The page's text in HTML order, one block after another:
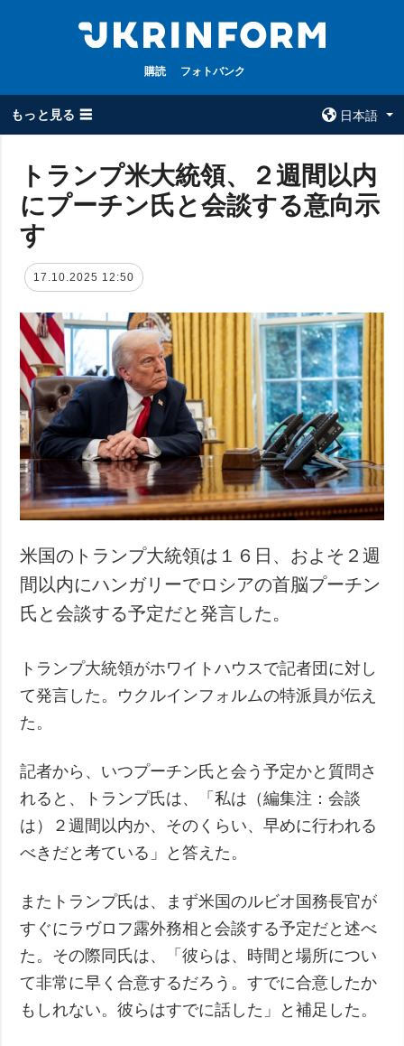
購読 フォトバンク
もっと見る ☰
日本語
全てのトピック
政治
経済・復興
防衛
社会・文化
スポーツ
犯罪
事故・緊急事態
ウクルインフォ
ルム
追加
特集
インタビュー
写真
動画
サービス
購読
フォトバンク
トランプ米大統領、２週間以内
にプーチン氏と会談する意向示
す
17.10.2025 12:50
米国のトランプ大統領は１６日、およそ２週
間以内にハンガリーでロシアの首脳プーチン
氏と会談する予定だと発言した。
トランプ大統領がホワイトハウスで記者団に対し
て発言した。ウクルインフォルムの特派員が伝え
た。
記者から、いつプーチン氏と会う予定かと質問さ
れると、トランプ氏は、「私は（編集注：会談
は）２週間以内か、そのくらい、早めに行われる
べきだと考ている」と答えた。
またトランプ氏は、まず米国のルビオ国務長官が
すぐにラヴロフ露外務相と会談する予定だと述べ
た。その際同氏は、「彼らは、時間と場所につい
て非常に早く合意するだろう。すでに合意したか
もしれない。彼らはすでに話した」と補足した。